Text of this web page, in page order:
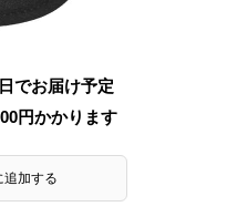
でお届け予定
円かかります
追加する